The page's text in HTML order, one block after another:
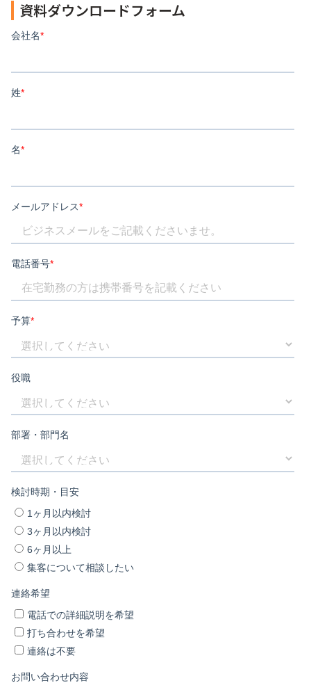
資料ダウンロードフォーム